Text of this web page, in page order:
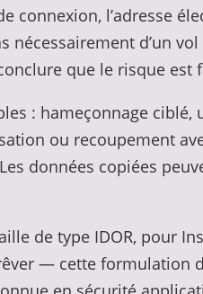
connexion, l’adresse
nécessairement d’un
que le risque est
: hameçonnage ciblé,
ou recoupement
données copiées
de type IDOR, pour
— cette formulation